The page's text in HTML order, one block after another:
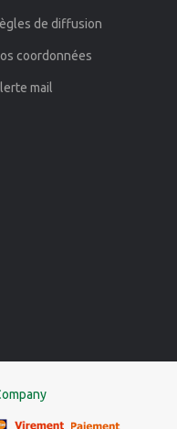
de diffusion
coordonnées
mail